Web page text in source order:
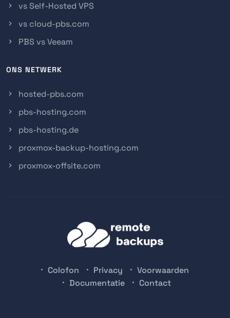
vs Self-Hosted VPS
vs cloud-pbs.com
PBS vs Veeam
ONS NETWERK
hosted-pbs.com
pbs-hosting.com
pbs-hosting.de
proxmox-backup-hosting.com
proxmox-offsite.com
Colofon Privacy
Voorwaarden
Documentatie
Contact